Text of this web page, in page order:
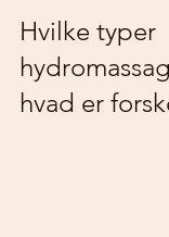
Hvilke typer
hvad er